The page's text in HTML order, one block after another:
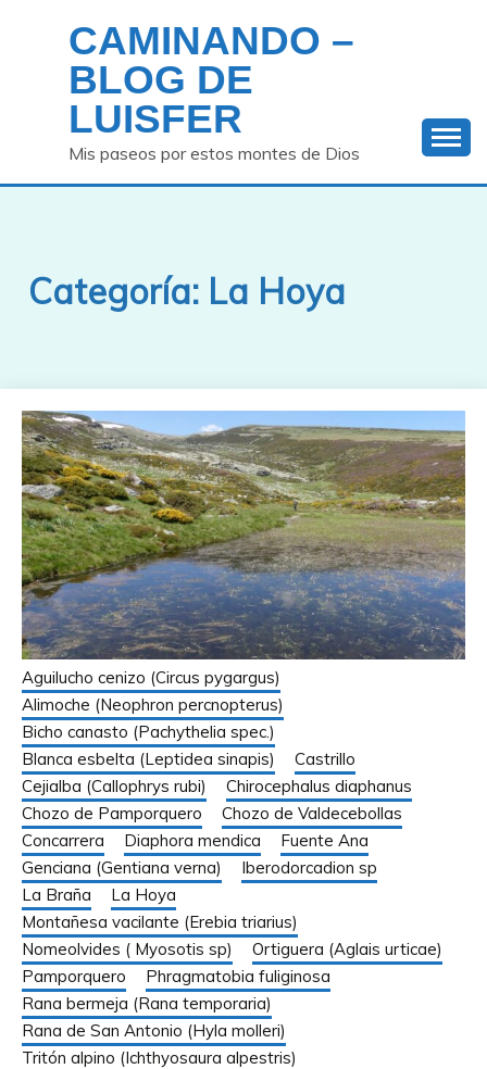
contenido
CAMINANDO –
BLOG DE
LUISFER
Mis paseos por estos montes de Dios
Categoría: La Hoya
Aguilucho cenizo (Circus pygargus)
Alimoche (Neophron percnopterus)
Bicho canasto (Pachythelia spec.)
Blanca esbelta (Leptidea sinapis)
Castrillo
Cejialba (Callophrys rubi)
Chirocephalus diaphanus
Chozo de Pamporquero
Chozo de Valdecebollas
Concarrera
Diaphora mendica
Fuente Ana
Genciana (Gentiana verna)
Iberodorcadion sp
La Braña
La Hoya
Montañesa vacilante (Erebia triarius)
Nomeolvides ( Myosotis sp)
Ortiguera (Aglais urticae)
Pamporquero
Phragmatobia fuliginosa
Rana bermeja (Rana temporaria)
Rana de San Antonio (Hyla molleri)
Tritón alpino (Ichthyosaura alpestris)